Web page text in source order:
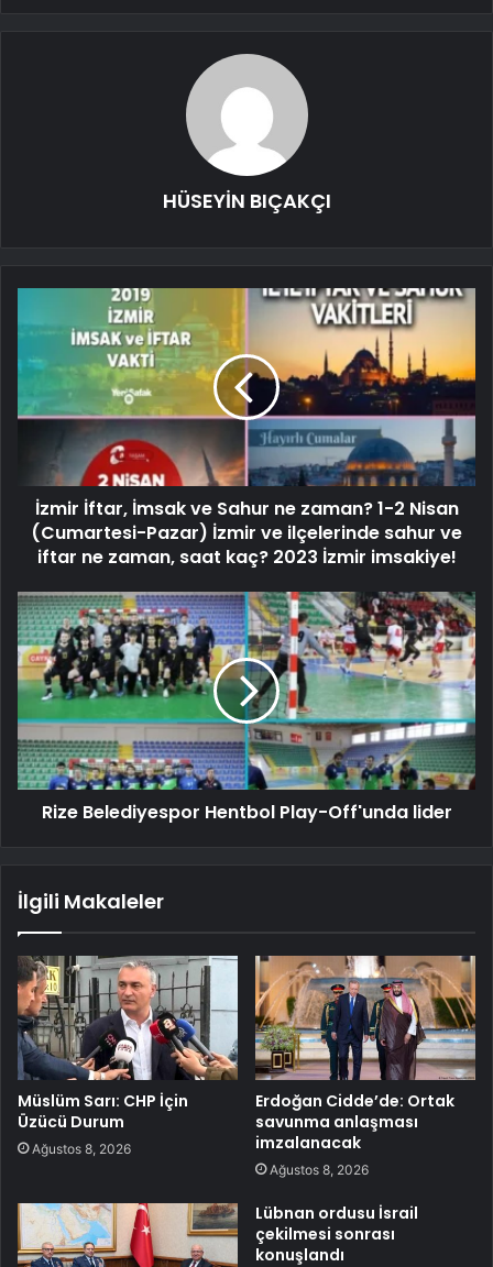
HÜSEYİN BIÇAKÇI
İzmir İftar, İmsak ve Sahur ne zaman? 1-2 Nisan
(Cumartesi-Pazar) İzmir ve ilçelerinde sahur ve
iftar ne zaman, saat kaç? 2023 İzmir imsakiye!
Rize Belediyespor Hentbol Play-Off'unda lider
İlgili Makaleler
Müslüm Sarı: CHP İçin
Üzücü Durum
Ağustos 8, 2026
Erdoğan Cidde’de: Ortak
savunma anlaşması
imzalanacak
Ağustos 8, 2026
Lübnan ordusu İsrail
çekilmesi sonrası
konuşlandı